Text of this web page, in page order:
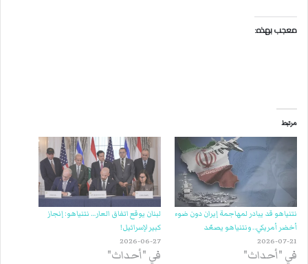
معجب بهذه:
مرتبط
نتنياهو قد يبادر لمهاجمة إيران دون ضوء
أخضر أمريكي.. ونتنياهو يصعّد
2026-07-21
في "أحداث"
لبنان يوقع اتفاق العار… نتنياهو: إنجاز
كبير لإسرائيل!
2026-06-27
في "أحداث"